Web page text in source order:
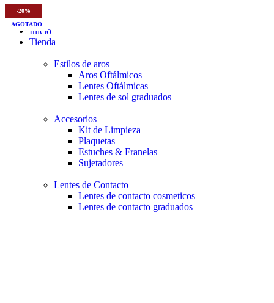
Inicio
Tienda
Estilos de aros
Aros Oftálmicos
Lentes Oftálmicas
Lentes de sol graduados
Accesorios
Kit de Limpieza
Plaquetas
Estuches & Franelas
Sujetadores
Lentes de Contacto
Lentes de contacto cosmeticos
Lentes de contacto graduados
-20%
-30%
-30%
-30%
-30%
AGOTADO
-30%
AGOTADO
-30%
-10%
-20%
AGOTADO